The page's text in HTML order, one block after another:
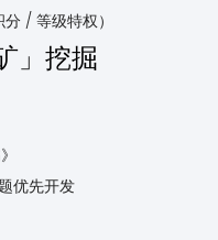
/ 等级特权）
」挖掘
优先开发